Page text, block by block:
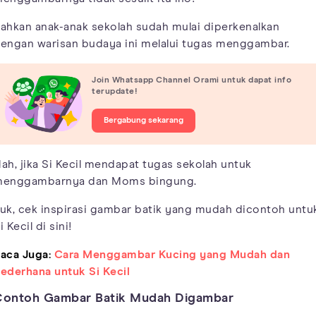
anak-anak sekolah sudah mulai diperkenalkan
warisan budaya ini melalui tugas menggambar.
Join Whatsapp Channel Orami untuk dapat info
terupdate!
Bergabung sekarang
jika Si Kecil mendapat tugas sekolah untuk
dan Moms bingung.
cek inspirasi gambar batik yang mudah dicontoh
Kecil di sini!
Juga: Cara Menggambar Kucing yang Mudah dan
untuk Si Kecil
Gambar Batik Mudah Digambar